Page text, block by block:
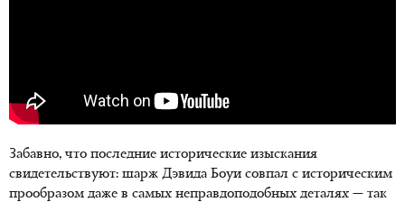
Забавно, что последние исторические изыскания
свидетельствуют: шарж Дэвида Боуи совпал с историческим
прообразом даже в самых неправдоподобных деталях — так